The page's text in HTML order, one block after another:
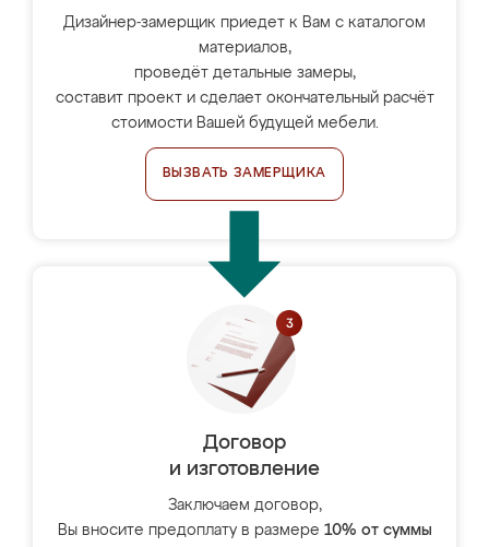
Дизайнер-замерщик приедет к Вам с каталогом
материалов,
проведёт детальные замеры,
составит проект и сделает окончательный расчёт
стоимости Вашей будущей мебели.
ВЫЗВАТЬ ЗАМЕРЩИКА
Договор
и изготовление
Заключаем договор,
Вы вносите предоплату в размере 10% от суммы